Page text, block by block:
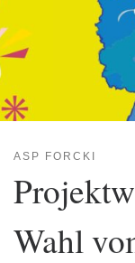
ASP FORCKI
Wahl